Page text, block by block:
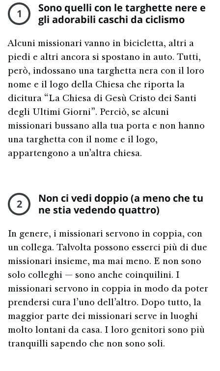
1
Sono quelli con le targhette nere e
gli adorabili caschi da ciclismo
Alcuni missionari vanno in bicicletta, altri a
piedi e altri ancora si spostano in auto. Tutti,
però, indossano una targhetta nera con il loro
nome e il logo della Chiesa che riporta la
dicitura “La Chiesa di Gesù Cristo dei Santi
degli Ultimi Giorni”. Perciò, se alcuni
missionari bussano alla tua porta e non hanno
una targhetta con il nome e il logo,
appartengono a un’altra chiesa.
2
Non ci vedi doppio (a meno che tu
ne stia vedendo quattro)
In genere, i missionari servono in coppia, con
un collega. Talvolta possono esserci più di due
missionari insieme, ma mai meno. E non sono
solo colleghi — sono anche coinquilini. I
missionari servono in coppia in modo da poter
prendersi cura l’uno dell’altro. Dopo tutto, la
maggior parte dei missionari serve in luoghi
molto lontani da casa. I loro genitori sono più
tranquilli sapendo che non sono soli.